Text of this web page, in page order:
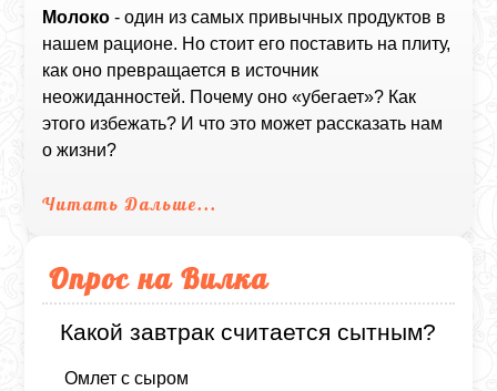
Молоко - один из самых привычных продуктов в
нашем рационе. Но стоит его поставить на плиту,
как оно превращается в источник
неожиданностей. Почему оно «убегает»? Как
этого избежать? И что это может рассказать нам
о жизни?
Читать Дальше...
Опрос на Вилка
Какой завтрак считается сытным?
Омлет с сыром